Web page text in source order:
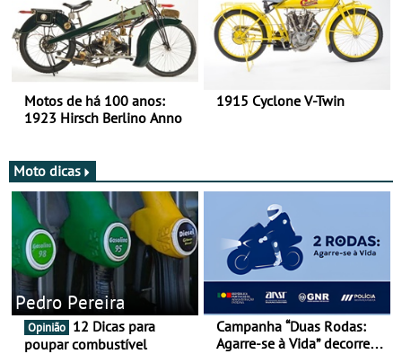
Motos de há 100 anos:
1923 Hirsch Berlino Anno
1915 Cyclone V-Twin
Moto dicas
Pedro Pereira
Opinião
poupar combustível
Campanha “Duas Rodas:
Agarre-se à Vida” decorre